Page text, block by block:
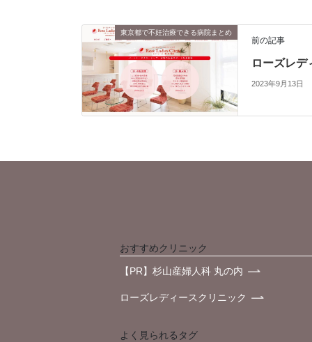
東京都で不妊治療できる病院まとめ
前の記事
ローズレデ
2023年9月13日
おすすめクリニック
【PR】杉山産婦人科 丸の内
ローズレディースクリニック
よく見られるタグ